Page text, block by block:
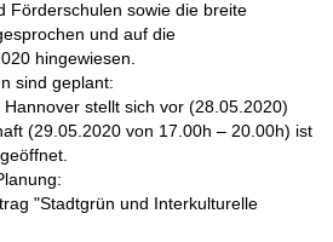
Förderschulen sowie die breite
und auf die
hingewiesen.
sind geplant:
stellt sich vor (28.05.2020)
(29.05.2020 von 17.00h – 20.00h) ist
"Stadtgrün und Interkulturelle